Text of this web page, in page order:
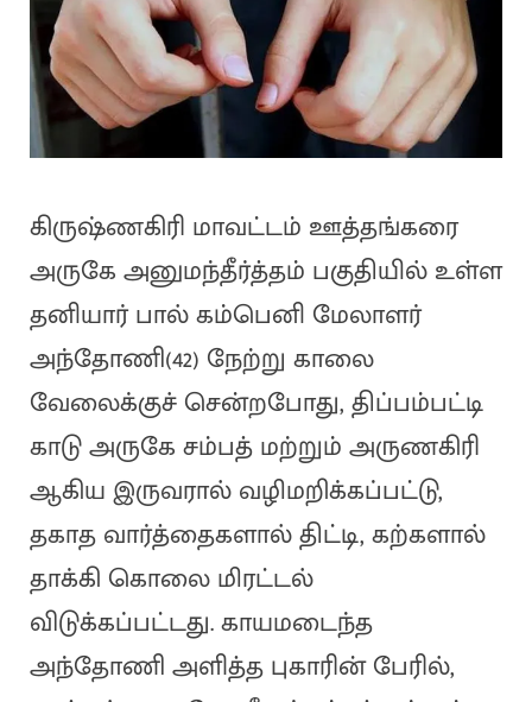
கிருஷ்ணகிரி மாவட்டம் ஊத்தங்கரை
அருகே அனுமந்தீர்த்தம் பகுதியில் உள்ள
தனியார் பால் கம்பெனி மேலாளர்
அந்தோணி(42) நேற்று காலை
வேலைக்குச் சென்றபோது, திப்பம்பட்டி
காடு அருகே சம்பத் மற்றும் அருணகிரி
ஆகிய இருவரால் வழிமறிக்கப்பட்டு,
தகாத வார்த்தைகளால் திட்டி, கற்களால்
தாக்கி கொலை மிரட்டல்
விடுக்கப்பட்டது. காயமடைந்த
அந்தோணி அளித்த புகாரின் பேரில்,